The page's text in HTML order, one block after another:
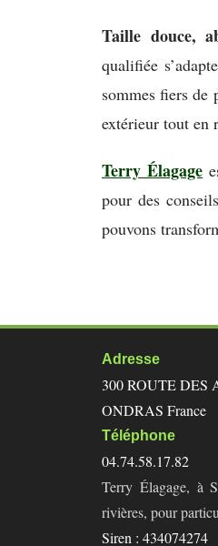
Taille douce,
qualifiée
sommes fiers de
extérieur tout en
Terry Élagage
pour des
pouvons
Adresse
300 ROUTE DES
ONDRAS France
Téléphone
04.74.58.17.82
Terry Élagage, à
rivières, pour
Siren : 434074274